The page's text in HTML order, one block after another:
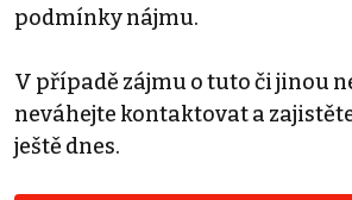
podmínky nájmu.
V případě zájmu o tuto či jinou
neváhejte kontaktovat a
ještě dnes.